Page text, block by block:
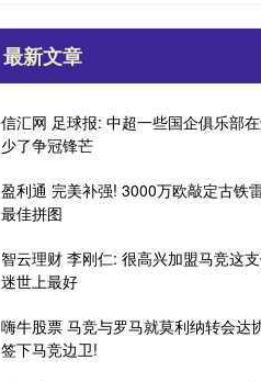
最新文章
信汇网 足球报: 中超一些国企俱乐部
少了争冠锋芒
盈利通 完美补强! 3000万欧敲定古铁
最佳拼图
智云理财 李刚仁: 很高兴加盟马竞这
迷世上最好
嗨牛股票 马竞与罗马就莫利纳转会达
签下马竞边卫!